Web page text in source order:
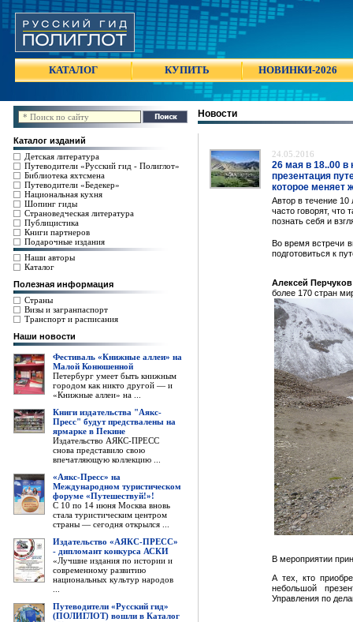
КАТАЛОГ КУПИТЬ НОВИНКИ-2026
Каталог изданий
Детская литература
Путеводители «Русский гид - Полиглот»
Библиотека яхтсмена
Путеводители «Бедекер»
Национальная кухня
Шопинг гиды
Страноведческая литература
Публицистика
Книги партнеров
Подарочные издания
Наши авторы
Каталог
Полезная информация
Страны
Визы и загранпаспорт
Транспорт и расписания
Наши новости
Фестиваль «Книжные аллеи» на
Малой Конюшенной
Петербург умеет быть книжным
городом как никто другой — и
«Книжные аллеи» на ...
Книги издательства "Аякс-
Пресс" будут предствалены на
ярмарке в Пекине
Издательство АЯКС-ПРЕСС
снова представило свою
впечатляющую коллекцию ...
«Аякс-Пресс» на
Международном туристическом
форуме «Путешествуй!»!
С 10 по 14 июня Москва вновь
стала туристическим центром
страны — сегодня открылся ...
Издательство «АЯКС-ПРЕСС»
- дипломант конкурса АСКИ
«Лучшие издания по истории и
современному развитию
национальных культур народов
Путеводители «Русский гид»
(ПОЛИГЛОТ) вошли в Каталог
Новости
24.05.2016
26 мая в 18..00 в
презентация
которое меняет
Автор в течение 10
часто говорят, что
познать себя и
Во время встречи
подготовиться к
Алексей Перчуков
более 170 стран
В мероприятии
А тех, кто
небольшой
Управления по